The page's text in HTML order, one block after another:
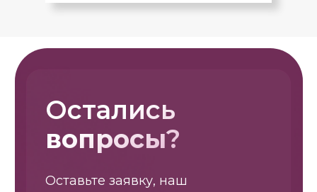
Оставьте заявку, наш
Остались
вопросы?